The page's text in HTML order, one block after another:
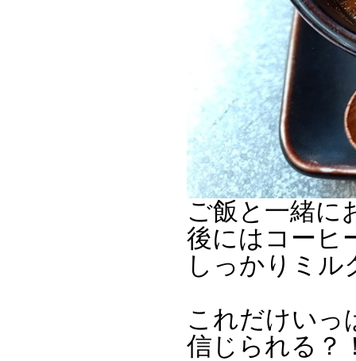
ご飯と一緒に
後にはコーヒ
しっかりミ
これだけいっ
信じられる？